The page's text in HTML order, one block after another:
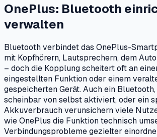
OnePlus: Bluetooth
verwalten
Bluetooth verbindet das OnePlus-
mit Kopfhörern, Lautsprechern, dem
– doch die Kopplung scheitert oft an
eingestellten Funktion oder einem
gespeicherten Gerät. Auch ein
scheinbar von selbst aktiviert, oder ein
Akkuverbrauch verunsichern viele
wie OnePlus die Funktion technisch
Verbindungsprobleme gezielter